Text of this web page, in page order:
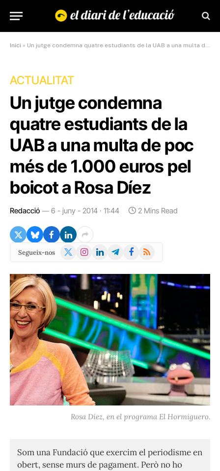
Inici » Un jutge condemna quatre estudiants de la UAB a una multa de poc més de 1.000 euros pel boicot a Rosa Díez
ACTUALITAT
Un jutge condemna
quatre estudiants de la
UAB a una multa de poc
més de 1.000 euros pel
boicot a Rosa Díez
Redacció 6 - juny - 2014 · 11:44 2 Mins Read
Segueix-nos
X
Instagram
LinkedInTelegramFacebook
RSS
Rosa Díez, en el programa El Hormiguero.
Som una Fundació que exercim el periodisme en
obert, sense murs de pagament. Però no ho